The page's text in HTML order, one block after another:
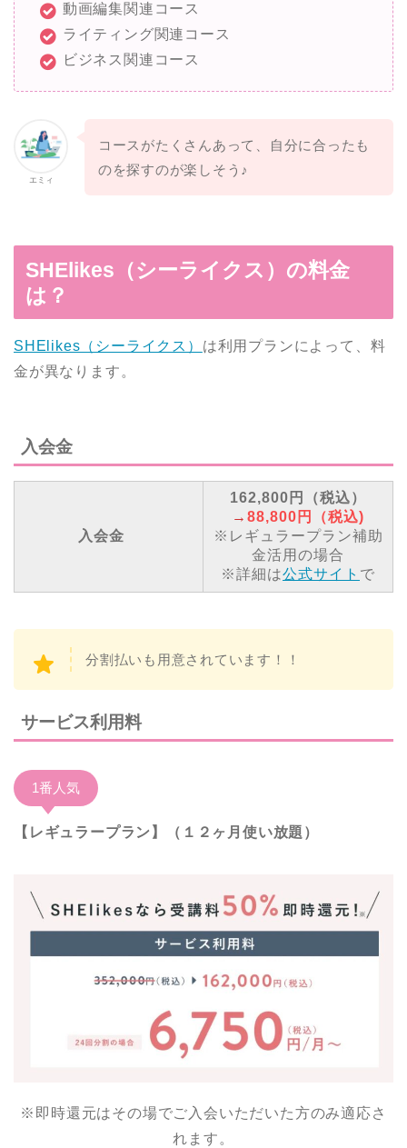
動画編集関連コース
ライティング関連コース
ビジネス関連コース
エミィ
コースがたくさんあって、自分に合ったも
のを探すのが楽しそう♪
SHElikes（シーライクス）の料金
は？
SHElikes（シーライクス） は利用プランによって、料
金が異なります。
入会金
入会金
162,800円（税込）
→ 88,800円（税込)
※レギュラープラン補助
金活用の場合
※詳細は公式サイト で
分割払いも用意されています！！
サービス利用料
1番人気
【レギュラープラン】（１２ヶ月使い放題）
※即時還元はその場でご入会いただいた方のみ適応さ
れます。